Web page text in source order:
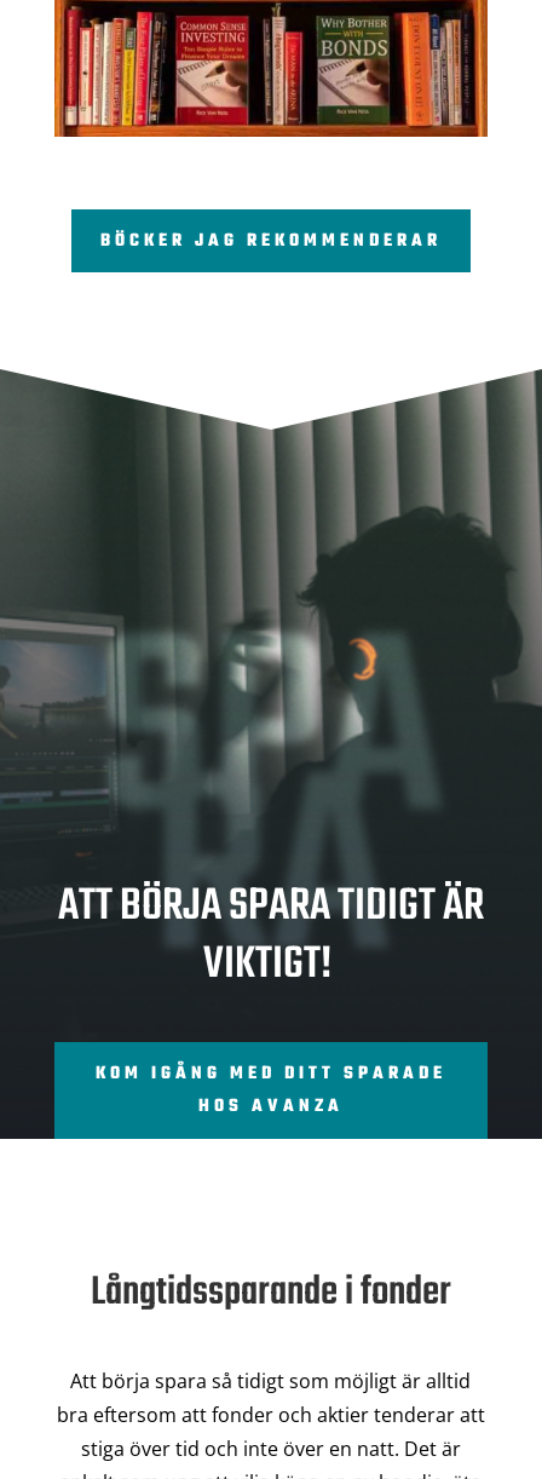
BÖCKER JAG REKOMMENDERAR
SPA
RA
ATT BÖRJA SPARA TIDIGT ÄR
VIKTIGT!
KOM IGÅNG MED DITT SPARADE
HOS AVANZA
Långtidssparande i fonder
Att börja spara så tidigt som möjligt är alltid
bra eftersom att fonder och aktier tenderar att
stiga över tid och inte över en natt. Det är